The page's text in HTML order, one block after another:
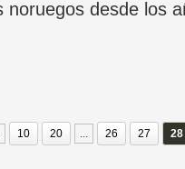
noruegos desde los
10 20 ... 26 27 28